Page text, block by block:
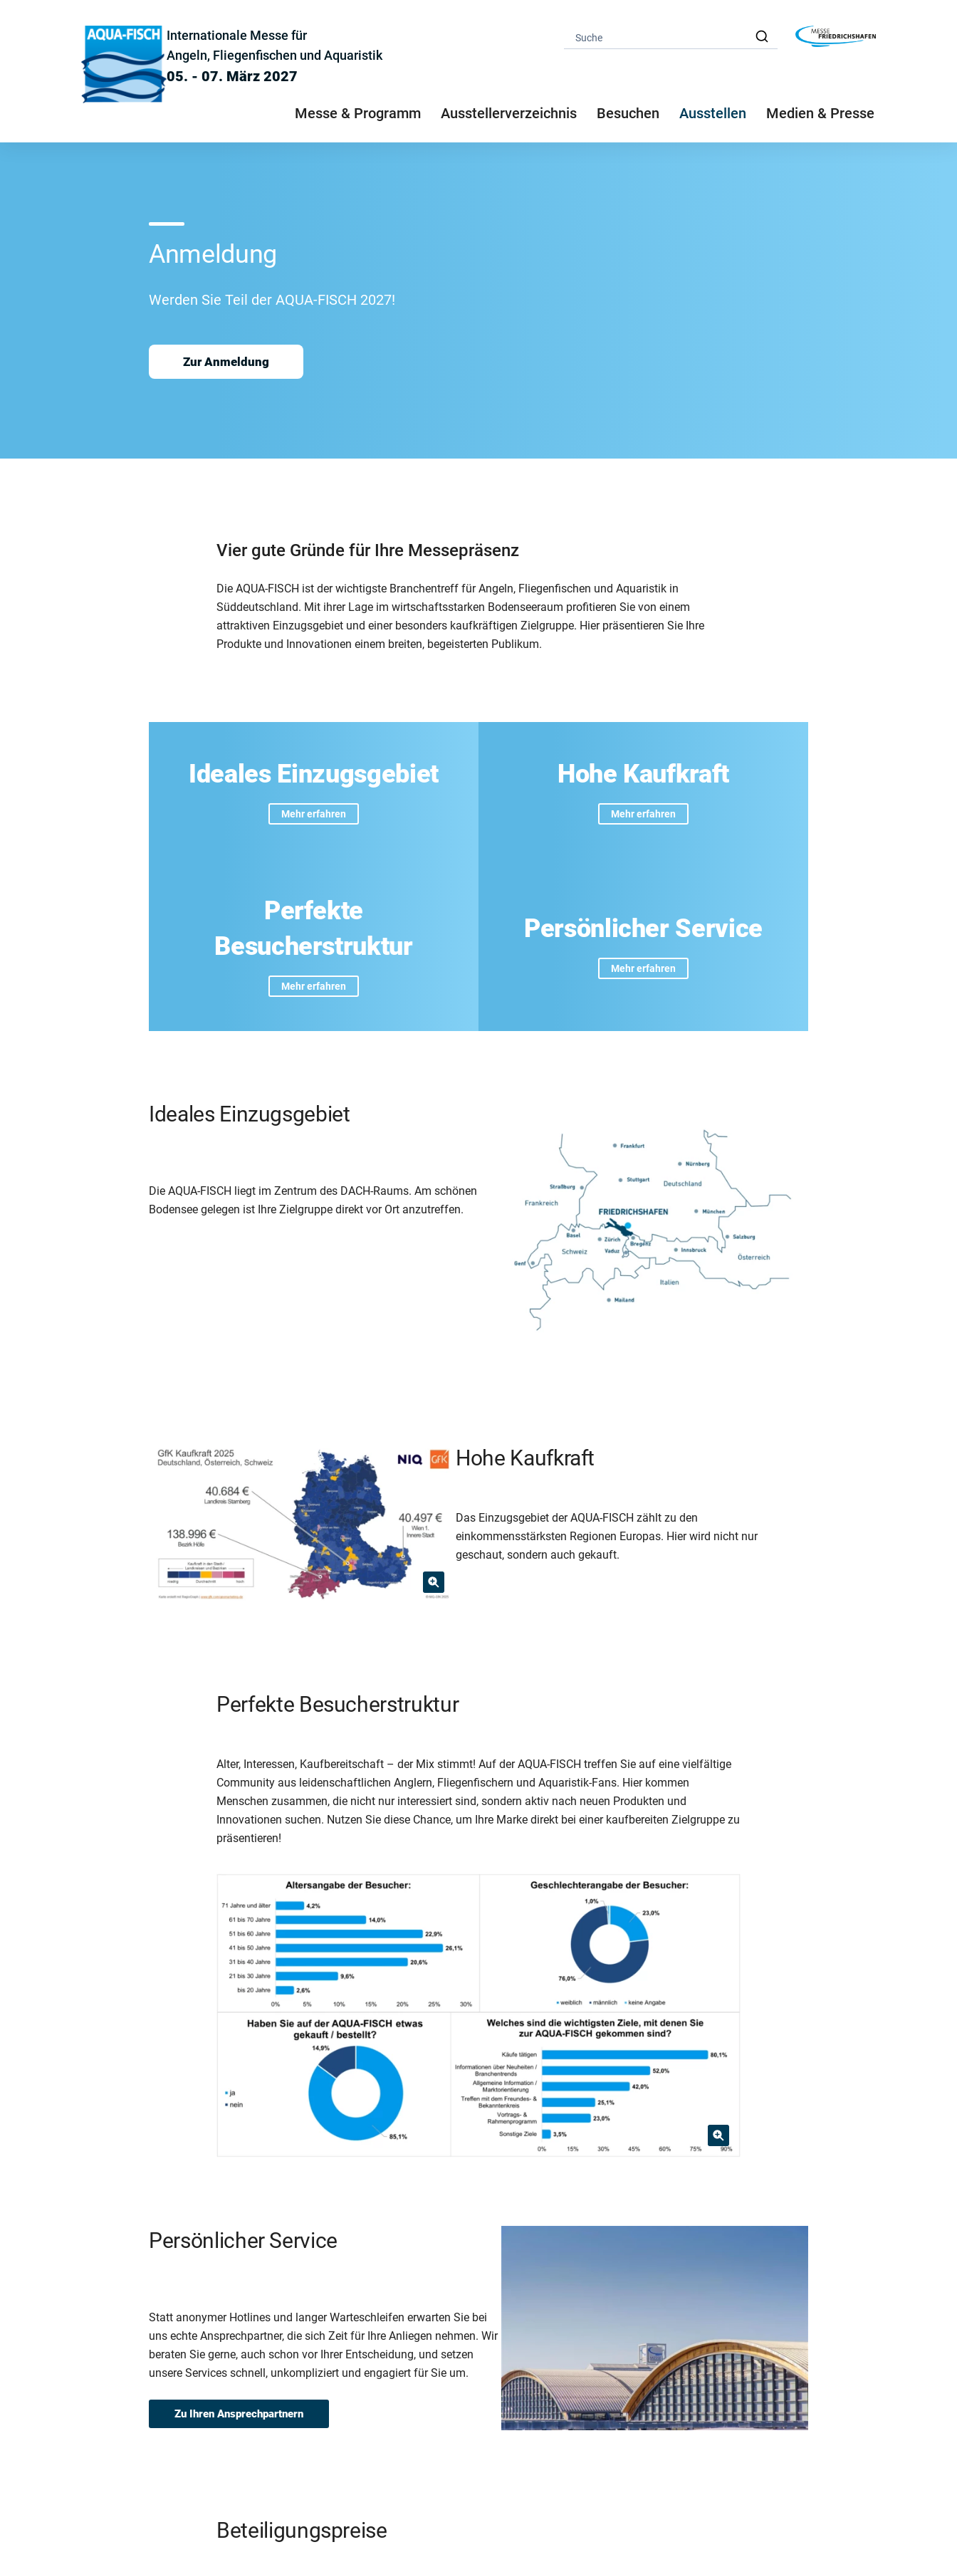
Internationale Messe für
Angeln, Fliegenfischen und Aquaristik
05. - 07. März 2027
Messe & Programm Ausstellerverzeichnis Besuchen Ausstellen Medien & Presse
Anmeldung
Werden Sie Teil der AQUA-FISCH 2027!
Zur Anmeldung
Vier gute Gründe für Ihre Messepräsenz
Die AQUA-FISCH ist der wichtigste Branchentreff für Angeln, Fliegenfischen und Aquaristik in
Süddeutschland. Mit ihrer Lage im wirtschaftsstarken Bodenseeraum profitieren Sie von einem
attraktiven Einzugsgebiet und einer besonders kaufkräftigen Zielgruppe. Hier präsentieren Sie Ihre
Produkte und Innovationen einem breiten, begeisterten Publikum.
Ideales Einzugsgebiet
Mehr erfahren
Hohe Kaufkraft
Mehr erfahren
Perfekte
Besucherstruktur
Mehr erfahren
Persönlicher Service
Mehr erfahren
Ideales Einzugsgebiet
Die AQUA-FISCH liegt im Zentrum des DACH-Raums. Am schönen
Bodensee gelegen ist Ihre Zielgruppe direkt vor Ort anzutreffen.
Hohe Kaufkraft
Das Einzugsgebiet der AQUA-FISCH zählt zu den
einkommensstärksten Regionen Europas. Hier wird nicht nur
geschaut, sondern auch gekauft.
Perfekte Besucherstruktur
Alter, Interessen, Kaufbereitschaft – der Mix stimmt! Auf der AQUA-FISCH treffen Sie auf eine vielfältige
Community aus leidenschaftlichen Anglern, Fliegenfischern und Aquaristik-Fans. Hier kommen
Menschen zusammen, die nicht nur interessiert sind, sondern aktiv nach neuen Produkten und
Innovationen suchen. Nutzen Sie diese Chance, um Ihre Marke direkt bei einer kaufbereiten Zielgruppe zu
präsentieren!
Persönlicher Service
Statt anonymer Hotlines und langer Warteschleifen erwarten Sie bei
uns echte Ansprechpartner, die sich Zeit für Ihre Anliegen nehmen. Wir
beraten Sie gerne, auch schon vor Ihrer Entscheidung, und setzen
unsere Services schnell, unkompliziert und engagiert für Sie um.
Zu Ihren Ansprechpartnern
Beteiligungspreise